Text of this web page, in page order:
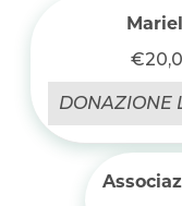
DONAZIONE